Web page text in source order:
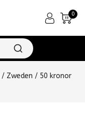
0
/ Zweden / 50 kronor